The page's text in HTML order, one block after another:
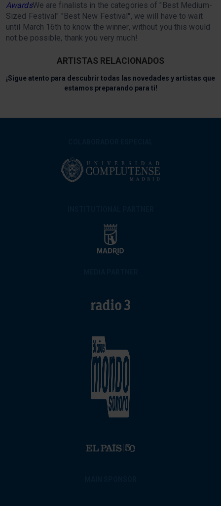
AwardsWe are finalists in the categories of "Best Medium-
Sized Festival" "Best New Festival", we will have to wait
until March 16th to know the winner, without you this would
not be possible, thank you very much!
ARTISTAS RELACIONADOS
¡Sigue atento para descubrir todas las novedades y artistas que
estamos preparando para ti!